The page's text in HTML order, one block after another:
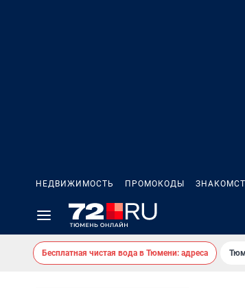
НЕДВИЖИМОСТЬ ПРОМОКОДЫ
Бесплатная чистая вода в Тюмени: адреса